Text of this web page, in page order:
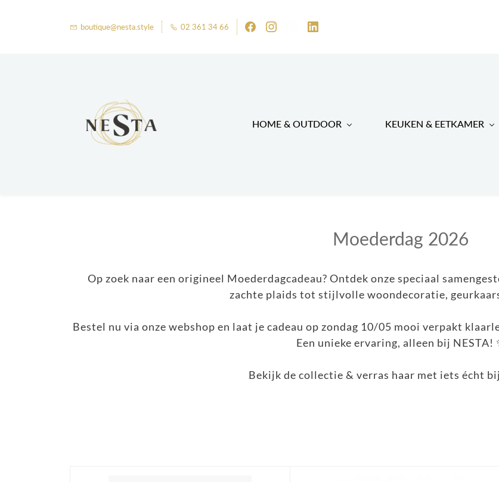
boutique@nesta.style 02 361 34 66
HOME & OUTDOOR KEUKEN & EETKAMER
Moederdag 2026
Op zoek naar een origineel Moederdagcadeau? Ontdek onze speciaal
zachte plaids tot stijlvolle woondecoratie,
Bestel nu via onze webshop en laat je cadeau op zondag 10/05 mooi verpakt
Een unieke ervaring, alleen bij NESTA!
Bekijk de collectie & verras haar met iets écht